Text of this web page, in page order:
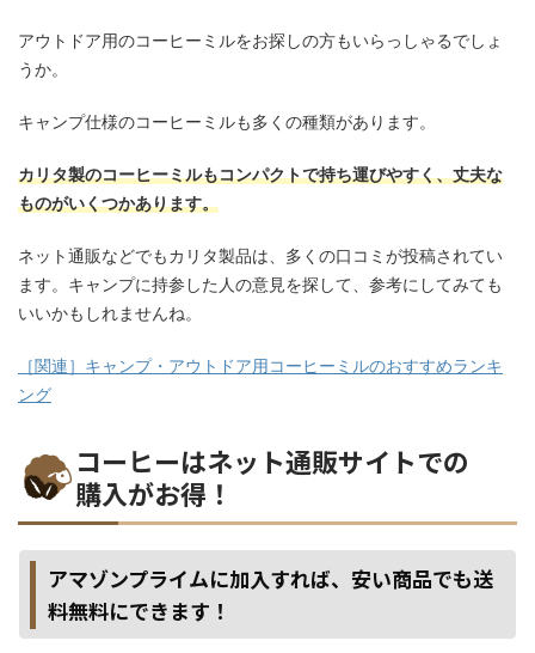
アウトドア用のコーヒーミルをお探しの方もいらっしゃるでしょ
うか。
キャンプ仕様のコーヒーミルも多くの種類があります。
カリタ製のコーヒーミルもコンパクトで持ち運びやすく、丈夫な
ものがいくつかあります。
ネット通販などでもカリタ製品は、多くの口コミが投稿されてい
ます。キャンプに持参した人の意見を探して、参考にしてみても
いいかもしれませんね。
［関連］キャンプ・アウトドア用コーヒーミルのおすすめランキ
ング
コーヒーはネット通販サイトでの
購入がお得！
アマゾンプライムに加入すれば、安い商品でも送
料無料にできます！